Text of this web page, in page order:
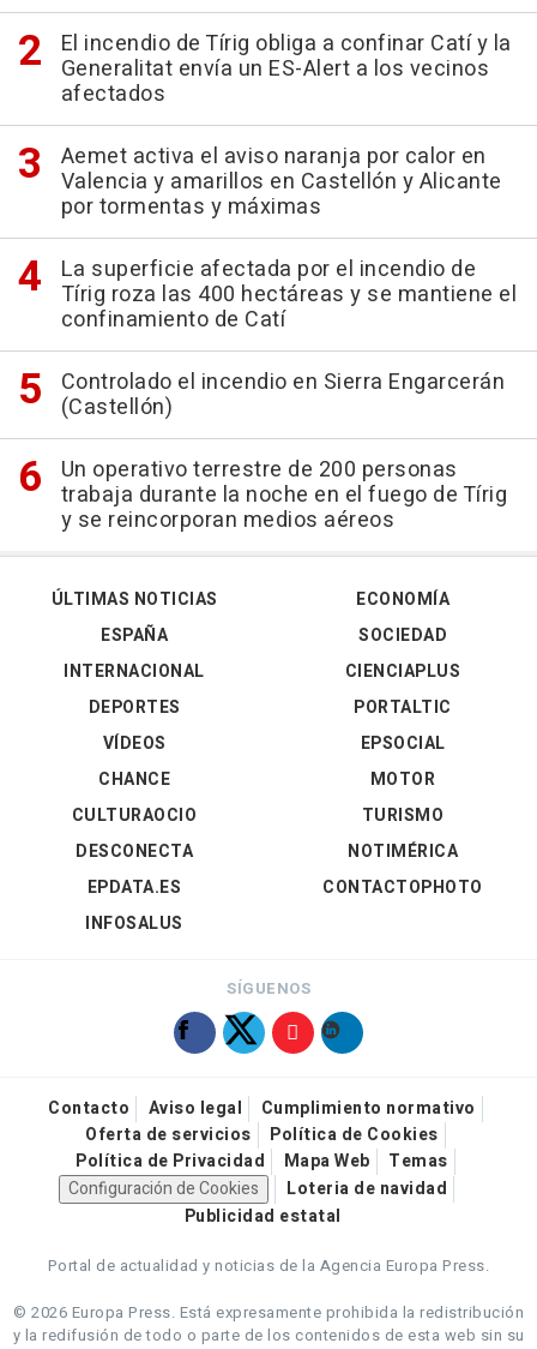
El incendio de Tírig obliga a confinar Catí y la
Generalitat envía un ES-Alert a los vecinos
afectados
Aemet activa el aviso naranja por calor en
Valencia y amarillos en Castellón y Alicante
por tormentas y máximas
La superficie afectada por el incendio de
Tírig roza las 400 hectáreas y se mantiene el
confinamiento de Catí
Controlado el incendio en Sierra Engarcerán
(Castellón)
Un operativo terrestre de 200 personas
trabaja durante la noche en el fuego de Tírig
y se reincorporan medios aéreos
ÚLTIMAS NOTICIAS
ESPAÑA
INTERNACIONAL
DEPORTES
VÍDEOS
ECONOMÍA
SOCIEDAD
CIENCIAPLUS
PORTALTIC
EPSOCIAL
CHANCE
CULTURAOCIO
DESCONECTA
EPDATA.ES
INFOSALUS
MOTOR
TURISMO
NOTIMÉRICA
CONTACTOPHOTO
SÍGUENOS
Contacto Aviso legal
Cumplimiento normativo
Oferta de servicios
Política de Cookies
Política de Privacidad
Mapa Web
Temas
Configuración de Cookies
Loteria de navidad
Publicidad estatal
Portal de actualidad y noticias de la Agencia Europa Press.
© 2026 Europa Press. Está expresamente prohibida la redistribución
y la redifusión de todo o parte de los contenidos de esta web sin su